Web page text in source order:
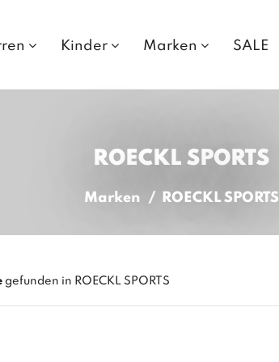
Kinder Marken SALE
ROECKL SPORTS
Marken ROECKL SPORTS
gefunden in ROECKL SPORTS